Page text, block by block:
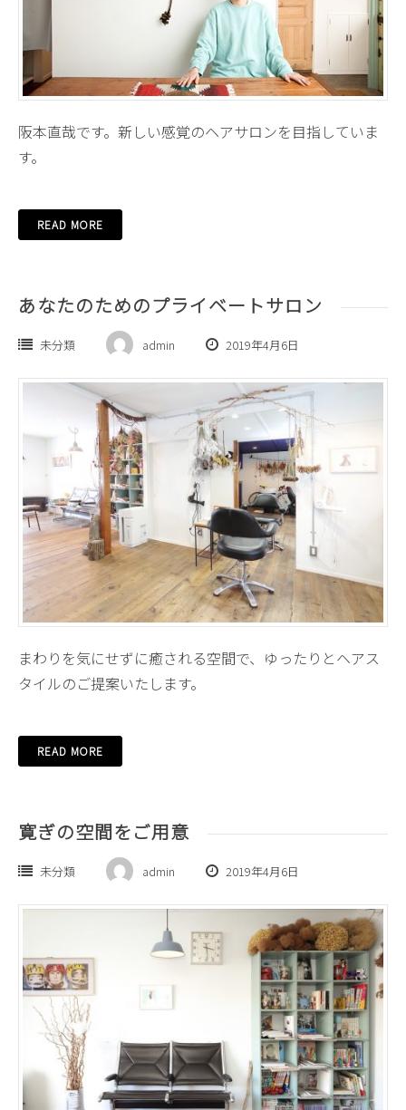
阪本直哉です。新しい感覚のヘアサロンを目指していま
す。
READ MORE
あなたのためのプライベートサロン
未分類 admin 2019年4月6日
まわりを気にせずに癒される空間で、ゆったりとヘアス
タイルのご提案いたします。
READ MORE
寛ぎの空間をご用意
未分類 admin 2019年4月6日